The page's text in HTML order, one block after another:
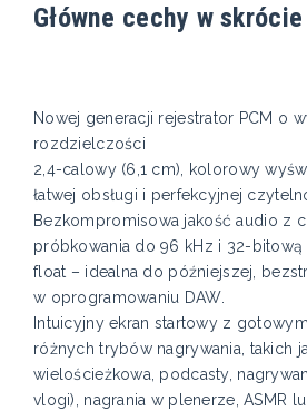
Główne cechy w skrócie
Nowej generacji rejestrator PCM o
rozdzielczości
2,4-calowy (6,1 cm), kolorowy
łatwej obsługi i perfekcyjnej
Bezkompromisowa jakość audio z
próbkowania do 96 kHz i 32-
float – idealna do późniejszej,
w oprogramowaniu DAW.
Intuicyjny ekran startowy z
różnych trybów nagrywania, takich
wielościeżkowa, podcasty,
vlogi), nagrania w plenerze, ASMR